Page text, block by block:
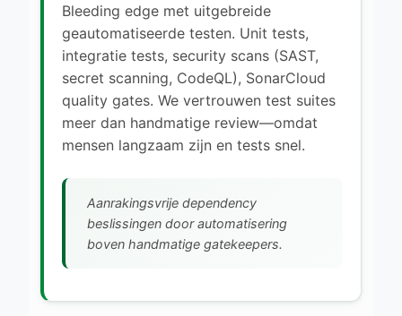
Bleeding edge met uitgebreide
geautomatiseerde testen. Unit tests,
integratie tests, security scans (SAST,
secret scanning, CodeQL), SonarCloud
quality gates. We vertrouwen test suites
meer dan handmatige review—omdat
mensen langzaam zijn en tests snel.
Aanrakingsvrije dependency
beslissingen door automatisering
boven handmatige gatekeepers.